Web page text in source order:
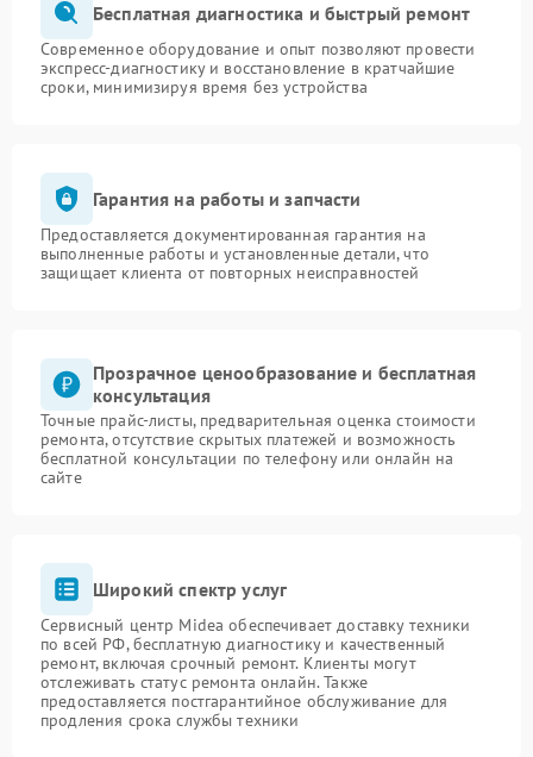
Бесплатная диагностика и быстрый ремонт
Современное оборудование и опыт позволяют провести
экспресс-диагностику и восстановление в кратчайшие
сроки, минимизируя время без устройства
Гарантия на работы и запчасти
Предоставляется документированная гарантия на
выполненные работы и установленные детали, что
защищает клиента от повторных неисправностей
Прозрачное ценообразование и бесплатная
консультация
Точные прайс-листы, предварительная оценка стоимости
ремонта, отсутствие скрытых платежей и возможность
бесплатной консультации по телефону или онлайн на
сайте
Широкий спектр услуг
Сервисный центр Midea обеспечивает доставку техники
по всей РФ, бесплатную диагностику и качественный
ремонт, включая срочный ремонт. Клиенты могут
отслеживать статус ремонта онлайн. Также
предоставляется постгарантийное обслуживание для
продления срока службы техники